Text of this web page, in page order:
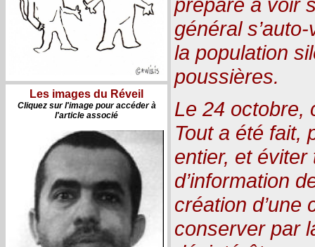
Les images du Réveil
Cliquez sur l'image pour accéder à
l'article associé
prépare à voir
général
la population
poussières.
Le 24 octobre,
Tout a été fait,
entier, et
d’information
création d’une
conserver par